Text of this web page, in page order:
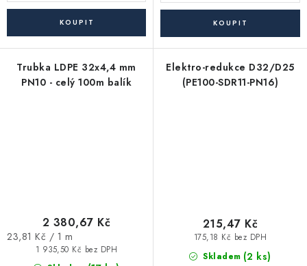
Trubka LDPE 32x4,4 mm
PN10 - celý 100m balík
1 935,50 Kč bez DPH
2 380,67 Kč
Měrná
23,81 Kč / 1 m
Elektro-redukce D32/D25
(PE100-SDR11-PN16)
Skladem (2 ks)
175,18 Kč bez DPH
215,47 Kč